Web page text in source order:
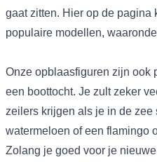
gaat zitten. Hier op de pagina
populaire modellen,
Onze opblaasfiguren zijn ook
een boottocht. Je zult zeker
zeilers krijgen als je in de zee
watermeloen of een flamingo
Zolang je goed voor je nieuwe